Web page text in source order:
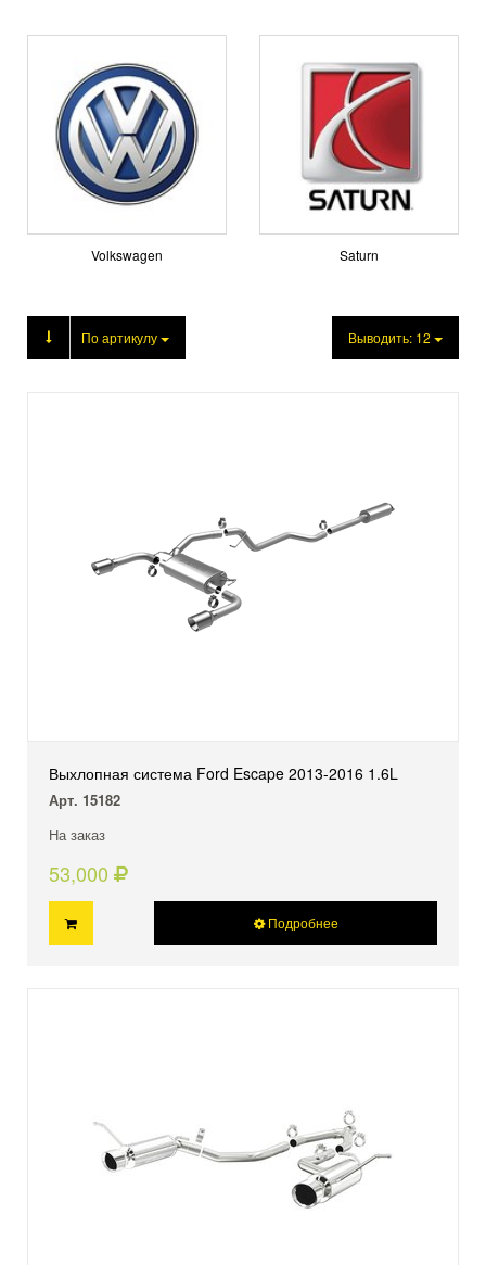
Volkswagen Saturn
Продукция
По артикулу Выводить: 12
Выхлопная система Ford Escape 2013-2016 1.6L
Арт. 15182
На заказ
53,000
Подробнее